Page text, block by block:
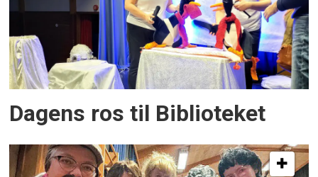
Dagens ros til Biblioteket